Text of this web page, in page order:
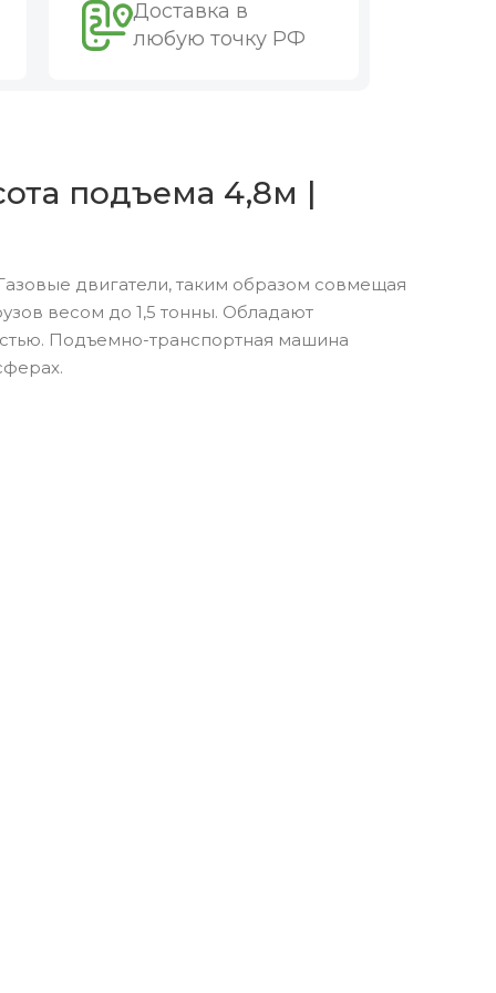
Доставка в
любую точку РФ
подъема 4,8м |
двигатели, таким образом совмещая
весом до 1,5 тонны. Обладают
Подъемно-транспортная машина